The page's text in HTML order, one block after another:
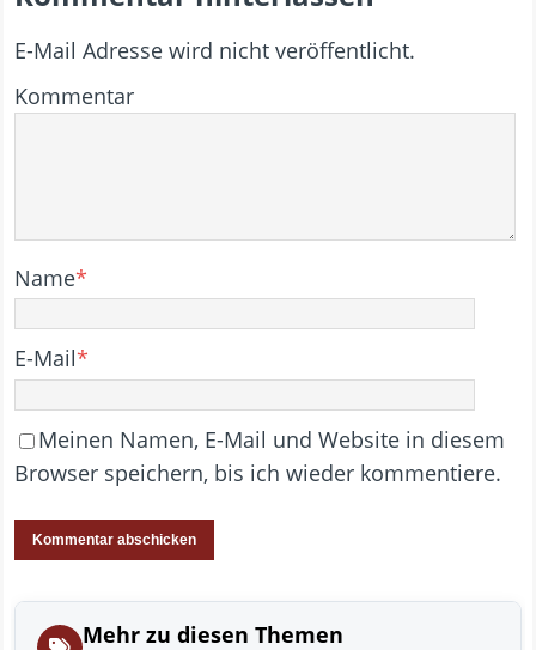
E-Mail Adresse wird nicht veröffentlicht.
Kommentar
Name*
E-Mail*
Meinen Namen, E-Mail und Website in diesem
Browser speichern, bis ich wieder kommentiere.
Mehr zu diesen Themen